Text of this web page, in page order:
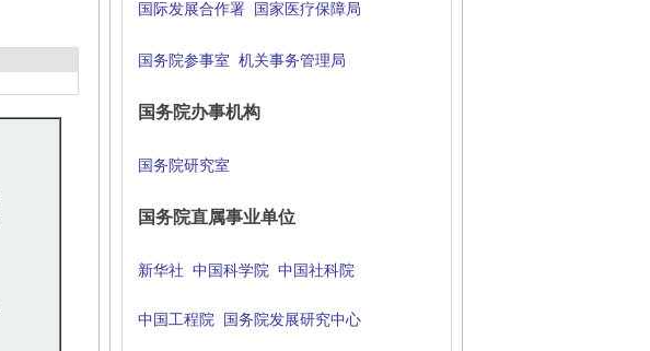
国际发展合作署 国家医疗保障局
国务院参事室 机关事务管理局
国务院办事机构
国务院研究室
国务院直属事业单位
新华社 中国科学院 中国社科院
中国工程院 国务院发展研究中心